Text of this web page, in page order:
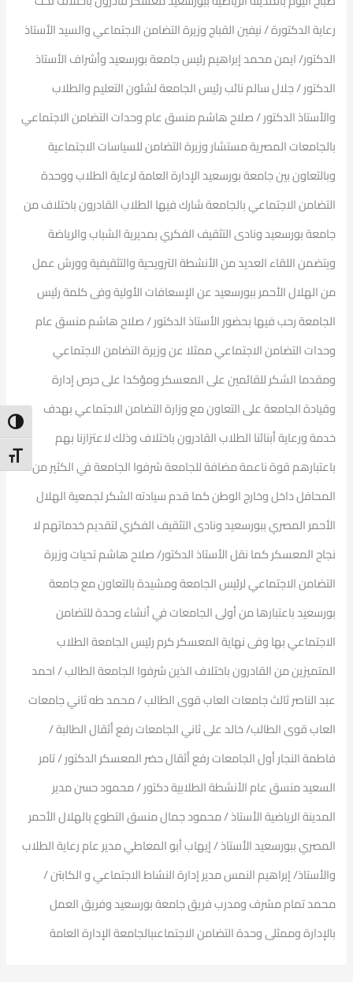
رعاية الدكتورة / نيفين القباج وزيرة التضامن الاجتماعي والسيد الأستاذ
الدكتور/ ايمن محمد إبراهيم رئيس جامعة بورسعيد وأشراف الأستاذ
الدكتور / جلال سالم نائب رئيس الجامعة لشئون التعليم والطلاب
والأستاذ الدكتور / صلاح هاشم منسق عام وحدات التضامن الاجتماعي
بالجامعات المصرية مستشار وزيرة التضامن للسياسات الاجتماعية
وبالتعاون بين جامعة بورسعيد الإدارة العامة لرعاية الطلاب ووحدة
التضامن الاجتماعي بالجامعة شارك فيها الطلاب القادرون باختلاف من
جامعة بورسعيد ونادى التثقيف الفكري بمديرية الشباب والرياضة
ويتضمن اللقاء العديد من الأنشطة الترويحية والتثقيفية وورش عمل
من الهلال الأحمر ببورسعيد عن الإسعافات الأولية وفى كلمة رئيس
الجامعة رحب فيها بحضور الأستاذ الدكتور / صلاح هاشم منسق عام
وحدات التضامن الاجتماعي ممثلا عن وزيرة التضامن الاجتماعي
ومقدما الشكر للقائمين على المعسكر ومؤكدا على حرص إدارة
وقيادة الجامعة على التعاون مع وزارة التضامن الاجتماعي بهدف
خدمة ورعاية أبنائنا الطلاب القادرون باختلاف وذلك لاعتزازنا بهم
باعتبارهم قوة ناعمة مضافة للجامعة شرفوا الجامعة في الكثير من
المحافل داخل وخارج الوطن كما قدم سيادته الشكر لجمعية الهلال
الأحمر المصري ببورسعيد ونادى التثقيف الفكري لتقديم خدماتهم لا
نجاح المعسكر كما نقل الأستاذ الدكتور/ صلاح هاشم تحيات وزيرة
التضامن الاجتماعي لرئيس الجامعة ومشيدة بالتعاون مع جامعة
بورسعيد باعتبارها من أولى الجامعات في أنشاء وحدة للتضامن
الاجتماعي بها وفى نهاية المعسكر كرم رئيس الجامعة الطلاب
المتميزين من القادرون باختلاف الذين شرفوا الجامعة الطالب / احمد
عبد الناصر ثالث جامعات العاب قوى الطالب / محمد طه ثاني جامعات
العاب قوى الطالب/ خالد على ثاني الجامعات رفع أثقال الطالبة /
فاطمة النجار أول الجامعات رفع أثقال حضر المعسكر الدكتور / تامر
السعيد منسق عام الأنشطة الطلابية دكتور / محمود حسن مدير
المدينة الرياضية الأستاذ / محمود جمال منسق التطوع بالهلال الأحمر
المصري ببورسعيد الأستاذ / إيهاب أبو المعاطي مدير عام رعاية الطلاب
والأستاذ/ إبراهيم النمس مدير إدارة النشاط الاجتماعي و الكابتن /
محمد تمام مشرف ومدرب فريق جامعة بورسعيد وفريق العمل
بالإدارة وممثلى وحدة التضامن الاجتماعىبالجامعة الإدارة العامة